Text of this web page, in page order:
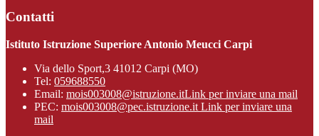
Contatti
Istituto Istruzione Superiore Antonio Meucci Carpi
Via dello Sport,3 41012 Carpi (MO)
Tel: 059688550
Email: mois003008@istruzione.itLink per inviare una mail
PEC: mois003008@pec.istruzione.it Link per inviare una
mail